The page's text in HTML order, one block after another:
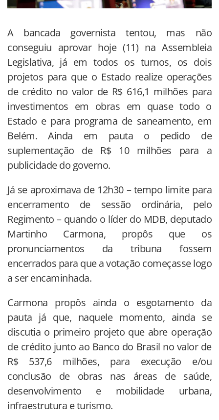
A bancada governista tentou, mas não
conseguiu aprovar hoje (11) na Assembleia
Legislativa, já em todos os turnos, os dois
projetos para que o Estado realize operações
de crédito no valor de R$ 616,1 milhões para
investimentos em obras em quase todo o
Estado e para programa de saneamento, em
Belém. Ainda em pauta o pedido de
suplementação de R$ 10 milhões para a
publicidade do governo.
Já se aproximava de 12h30 – tempo limite para
encerramento de sessão ordinária, pelo
Regimento – quando o líder do MDB, deputado
Martinho Carmona, propôs que os
pronunciamentos da tribuna fossem
encerrados para que a votação começasse logo
a ser encaminhada.
Carmona propôs ainda o esgotamento da
pauta já que, naquele momento, ainda se
discutia o primeiro projeto que abre operação
de crédito junto ao Banco do Brasil no valor de
R$ 537,6 milhões, para execução e/ou
conclusão de obras nas áreas de saúde,
desenvolvimento e mobilidade urbana,
infraestrutura e turismo.